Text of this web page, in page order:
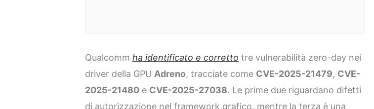
Qualcommha identificato e corretto tre vulnerabilità zero-day nei
driver della GPU Adreno, tracciate come CVE-2025-21479, CVE-
2025-21480 e CVE-2025-27038. Le prime due riguardano difetti
di autorizzazione nel framework grafico, mentre la terza è una